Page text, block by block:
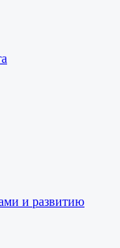
и развитию